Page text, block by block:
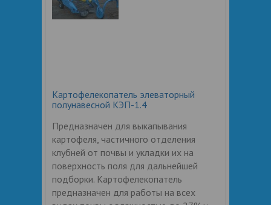
Картофелекопатель элеваторный
полунавесной КЭП-1.4
Предназначен для выкапывания
картофеля, частичного отделения
клубней от почвы и укладки их на
поверхность поля для дальнейшей
подборки. Картофелекопатель
предназначен для работы на всех